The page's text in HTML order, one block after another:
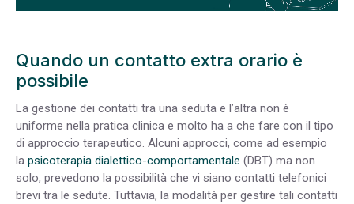
Quando un contatto extra orario è
possibile
La gestione dei contatti tra una seduta e l’altra non è
uniforme nella pratica clinica e molto ha a che fare con il tipo
di approccio terapeutico. Alcuni approcci, come ad esempio
la psicoterapia dialettico-comportamentale (DBT) ma non
solo, prevedono la possibilità che vi siano contatti telefonici
brevi tra le sedute. Tuttavia, la modalità per gestire tali contatti